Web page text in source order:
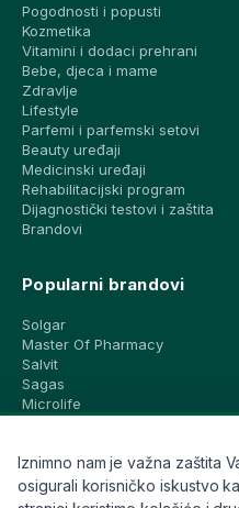
Pogodnosti i popusti
Kozmetika
Vitamini i dodaci prehrani
Bebe, djeca i mame
Zdravlje
Lifestyle
Parfemi i parfemski setovi
Beauty uređaji
Medicinski uređaji
Rehabilitacijski program
Dijagnostički testovi i zaštita
Brandovi
Popularni brandovi
Solgar
Master Of Pharmacy
Salvit
Sagas
Microlife
CeraVe
Eucerin
Avene
Iznimno nam je važna zaštita
osigurali korisničko iskustvo